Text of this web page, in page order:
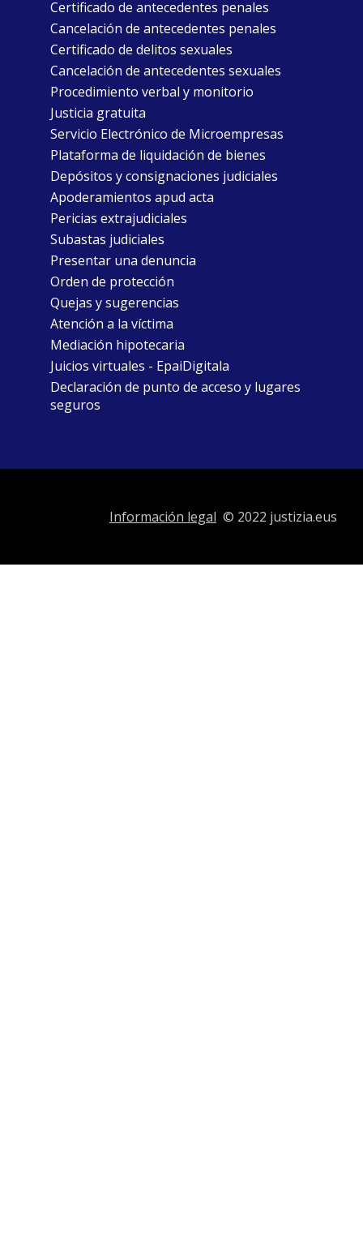
Certificado de antecedentes penales
Cancelación de antecedentes penales
Certificado de delitos sexuales
Cancelación de antecedentes sexuales
Procedimiento verbal y monitorio
Justicia gratuita
Servicio Electrónico de Microempresas
Plataforma de liquidación de bienes
Depósitos y consignaciones judiciales
Apoderamientos apud acta
Pericias extrajudiciales
Subastas judiciales
Presentar una denuncia
Orden de protección
Quejas y sugerencias
Atención a la víctima
Mediación hipotecaria
Juicios virtuales - EpaiDigitala
Declaración de punto de acceso y lugares
seguros
Información legal © 2022 justizia.eus